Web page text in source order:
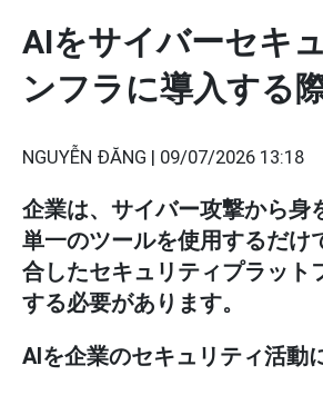
AIをサイバーセキ
ンフラに導入する
NGUYỄN ĐĂNG | 09/07/2026 13:18
企業は、サイバー攻撃から身
単一のツールを使用するだけ
合したセキュリティプラット
する必要があります。
AIを企業のセキュリティ活動